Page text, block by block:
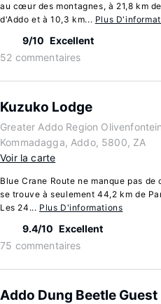
au cœur des montagnes, à 21,8 km
d'Addo et à 10,3 km... Plus
9/10 Excellent
52 commentaires
Kuzuko Lodge
Greater Addo Region
Kommadagga, Addo, 5800, ZA
Voir la carte
Blue Crane Route ne manque pas
se trouve à seulement 44,2 km de
Les 24... Plus D'informations
9.4/10 Excellent
75 commentaires
Addo Dung Beetle Guest